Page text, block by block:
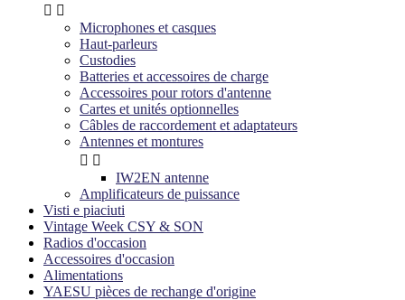
 
Microphones et casques
Haut-parleurs
Custodies
Batteries et accessoires de charge
Accessoires pour rotors d'antenne
Cartes et unités optionnelles
Câbles de raccordement et adaptateurs
Antennes et montures
 
IW2EN antenne
Amplificateurs de puissance
Visti e piaciuti
Vintage Week CSY & SON
Radios d'occasion
Accessoires d'occasion
Alimentations
YAESU pièces de rechange d'origine